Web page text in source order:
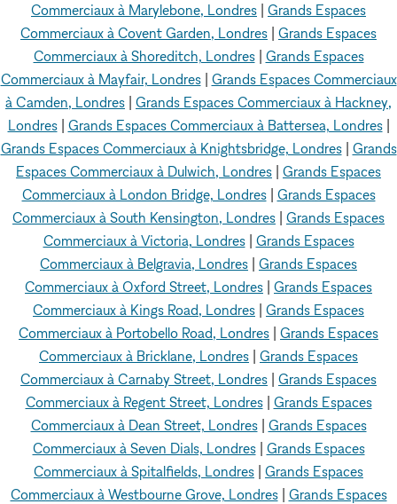
Commerciaux à Marylebone, Londres Grands Espaces
Commerciaux à Covent Garden, Londres Grands Espaces
Commerciaux à Shoreditch, Londres| Grands Espaces
Commerciaux à Mayfair, Londres| Grands Espaces Commerciaux
à Camden, Londres Grands Espaces Commerciaux à Hackney,
Londres| Grands Espaces Commerciaux à Battersea, Londres|
Grands Espaces Commerciaux à Knightsbridge, Londres| Grands
Espaces Commerciaux à Dulwich, Londres Grands Espaces
Commerciaux à London Bridge, Londres| Grands Espaces
Commerciaux à South Kensington, Londres Grands Espaces
Commerciaux à Victoria, Londres| Grands Espaces
Commerciaux à Belgravia, Londres Grands Espaces
Commerciaux à Oxford Street, Londres Grands Espaces
Commerciaux à Kings Road, Londres Grands Espaces
Commerciaux à Portobello Road, Londres Grands Espaces
Commerciaux à Bricklane, Londres Grands Espaces
Commerciaux à Carnaby Street, Londres Grands Espaces
Commerciaux à Regent Street, Londres| Grands Espaces
Commerciaux à Dean Street, Londres| Grands Espaces
Commerciaux à Seven Dials, Londres| Grands Espaces
Commerciaux à Spitalfields, Londres Grands Espaces
Commerciaux à Westbourne Grove, Londres| Grands Espaces